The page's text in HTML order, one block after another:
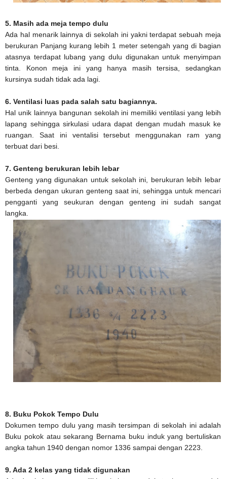
5. Masih ada meja tempo dulu
Ada hal menarik lainnya di sekolah ini yakni terdapat sebuah meja
berukuran Panjang kurang lebih 1 meter setengah yang di bagian
atasnya terdapat lubang yang dulu digunakan untuk menyimpan
tinta. Konon meja ini yang hanya masih tersisa, sedangkan
kursinya sudah tidak ada lagi.
6. Ventilasi luas pada salah satu bagiannya.
Hal unik lainnya bangunan sekolah ini memiliki ventilasi yang lebih
lapang sehingga sirkulasi udara dapat dengan mudah masuk ke
ruangan. Saat ini ventalisi tersebut menggunakan ram yang
terbuat dari besi.
7. Genteng berukuran lebih lebar
Genteng yang digunakan untuk sekolah ini, berukuran lebih lebar
berbeda dengan ukuran genteng saat ini, sehingga untuk mencari
pengganti yang seukuran dengan genteng ini sudah sangat
langka.
8. Buku Pokok Tempo Dulu
Dokumen tempo dulu yang masih tersimpan di sekolah ini adalah
Buku pokok atau sekarang Bernama buku induk yang bertuliskan
angka tahun 1940 dengan nomor 1336 sampai dengan 2223.
9. Ada 2 kelas yang tidak digunakan